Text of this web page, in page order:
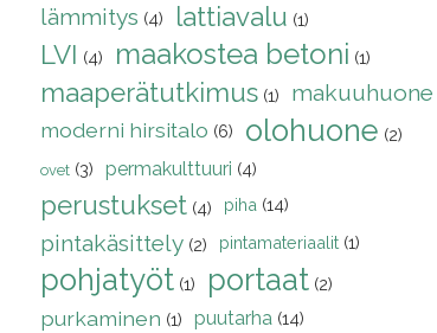
lämmitys (4) lattiavalu (1)
LVI (4) maakostea betoni (1)
maaperätutkimus (1) makuuhuone
moderni hirsitalo (6) olohuone (2)
ovet (3) permakulttuuri (4)
perustukset (4) piha (14)
pintakäsittely (2) pintamateriaalit (1)
pohjatyöt (1) portaat (2)
purkaminen (1) puutarha (14)